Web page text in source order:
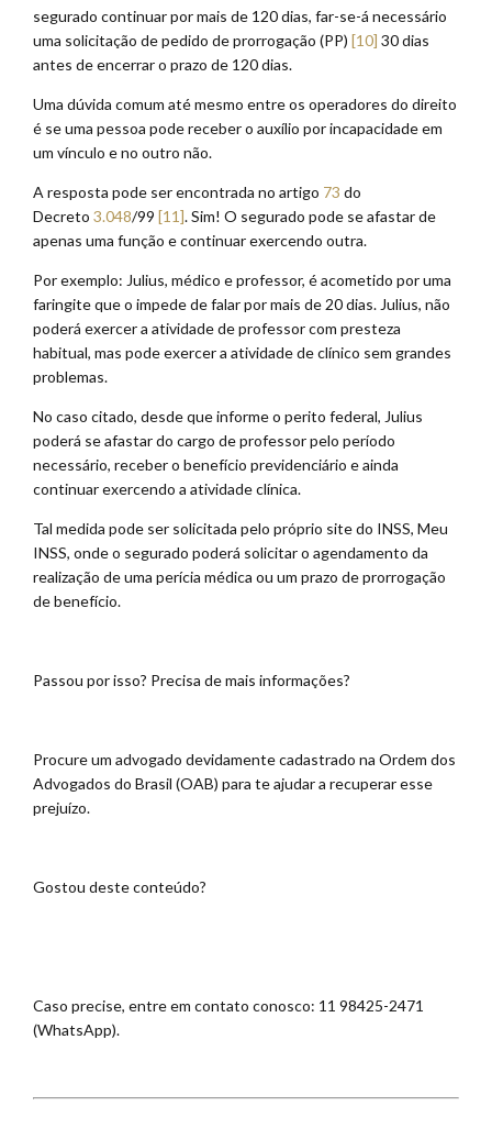
segurado continuar por mais de 120 dias, far-se-á necessário
uma solicitação de pedido de prorrogação (PP) [10] 30 dias
antes de encerrar o prazo de 120 dias.
Uma dúvida comum até mesmo entre os operadores do direito
é se uma pessoa pode receber o auxílio por incapacidade em
um vínculo e no outro não.
A resposta pode ser encontrada no artigo 73 do
Decreto 3.048/99 [11]. Sim! O segurado pode se afastar de
apenas uma função e continuar exercendo outra.
Por exemplo: Julius, médico e professor, é acometido por uma
faringite que o impede de falar por mais de 20 dias. Julius, não
poderá exercer a atividade de professor com presteza
habitual, mas pode exercer a atividade de clínico sem grandes
problemas.
No caso citado, desde que informe o perito federal, Julius
poderá se afastar do cargo de professor pelo período
necessário, receber o benefício previdenciário e ainda
continuar exercendo a atividade clínica.
Tal medida pode ser solicitada pelo próprio site do INSS, Meu
INSS, onde o segurado poderá solicitar o agendamento da
realização de uma perícia médica ou um prazo de prorrogação
de benefício.
Passou por isso? Precisa de mais informações?
Procure um advogado devidamente cadastrado na Ordem dos
Advogados do Brasil (OAB) para te ajudar a recuperar esse
prejuízo.
Gostou deste conteúdo?
Caso precise, entre em contato conosco: 11 98425-2471
(WhatsApp).